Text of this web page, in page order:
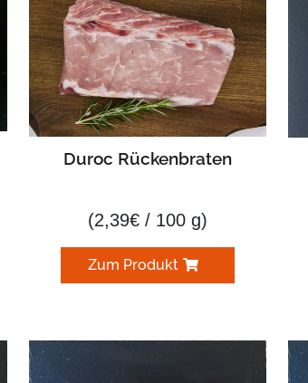
Duroc Rückenbraten
(2,39€ / 100 g)
Zum Produkt